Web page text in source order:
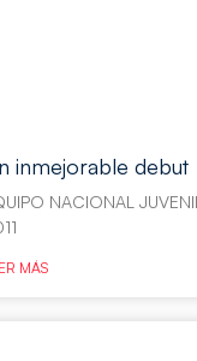
inmejorable debut
NACIONAL
MÁS